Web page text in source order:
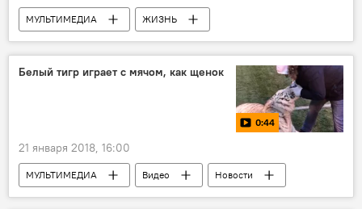
МУЛЬТИМЕДИА
ЖИЗНЬ
Инфографика
Новости
Белый тигр играет с мячом, как щенок
0:44
21 января 2018, 16:00
МУЛЬТИМЕДИА Видео
Новости
Новости мира